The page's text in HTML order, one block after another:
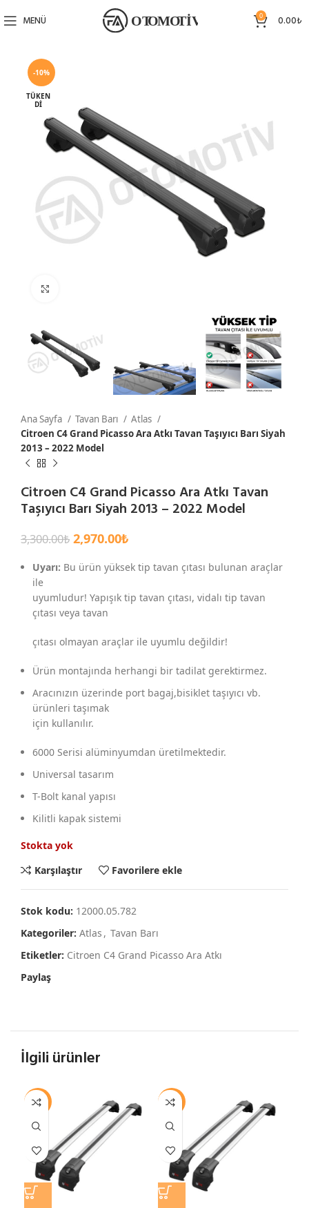
MENÜ 0 0.00₺
-10%
TÜKEN
DI
Ana Sayfa Tavan Barı
Atlas
Citroen C4 Grand Picasso Ara Atkı Tavan Taşıyıcı Barı Siyah
2013 – 2022 Model
Citroen C4 Grand Picasso Ara Atkı Tavan
Taşıyıcı Barı Siyah 2013 – 2022 Model
3,300.00₺ 2,970.00₺
Uyarı: Bu ürün yüksek tip tavan çıtası bulunan araçlar
ile
uyumludur! Yapışık tip tavan çıtası, vidalı tip tavan
çıtası veya tavan
çıtası olmayan araçlar ile uyumlu değildir!
Ürün montajında herhangi bir tadilat gerektirmez.
Aracınızın üzerinde port bagaj,bisiklet taşıyıcı vb.
ürünleri taşımak
için kullanılır.
6000 Serisi alüminyumdan üretilmektedir.
Universal tasarım
T-Bolt kanal yapısı
Kilitli kapak sistemi
Stokta yok
Karşılaştır
Favorilere ekle
Stok kodu: 12000.05.782
Kategoriler: Atlas , Tavan Barı
Etiketler: Citroen C4 Grand Picasso Ara Atkı
Paylaş
İlgili ürünler
-12% -12%